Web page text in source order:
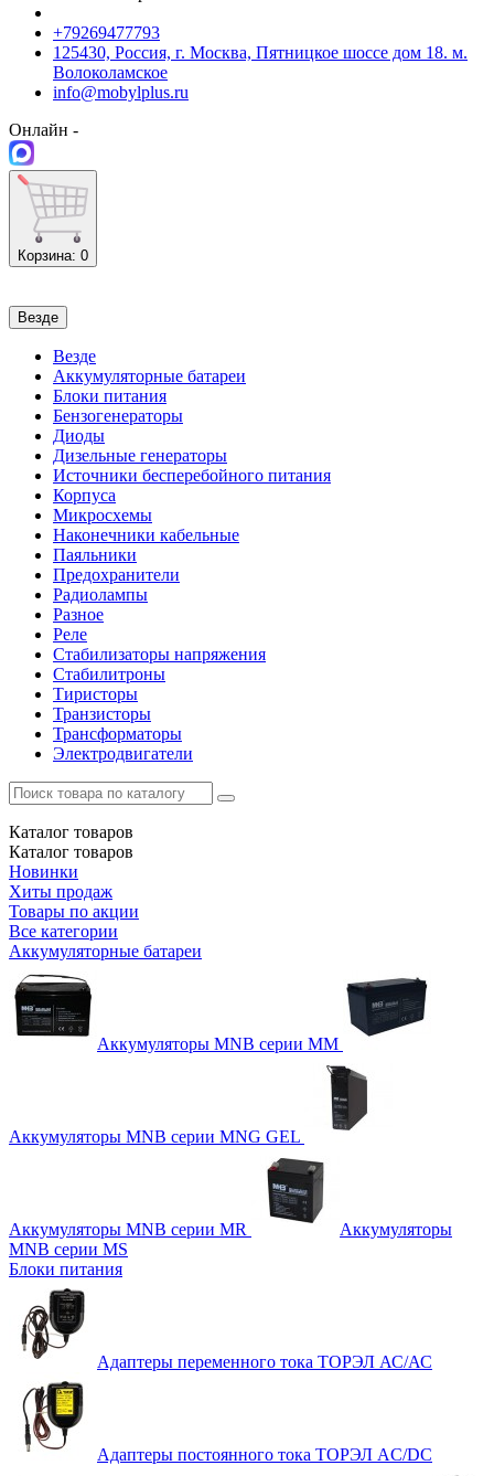
+79269477793
125430, Россия, г. Москва, Пятницкое шоссе дом 18. м.
Волоколамское
info@mobylplus.ru
Онлайн -
Корзина: 0
Везде
Везде
Аккумуляторные батареи
Блоки питания
Бензогенераторы
Диоды
Дизельные генераторы
Источники бесперебойного питания
Корпуса
Микросхемы
Наконечники кабельные
Паяльники
Предохранители
Радиолампы
Разное
Реле
Стабилизаторы напряжения
Стабилитроны
Тиристоры
Транзисторы
Трансформаторы
Электродвигатели
Каталог товаров
Каталог товаров
Новинки
Хиты продаж
Товары по акции
Все категории
Аккумуляторные батареи
Аккумуляторы MNB серии MM
Аккумуляторы MNB серии MNG GEL
Аккумуляторы MNB серии MR
Аккумуляторы
MNB серии MS
Блоки питания
Адаптеры переменного тока ТОРЭЛ АС/АС
Адаптеры постоянного тока ТОРЭЛ AC/DC